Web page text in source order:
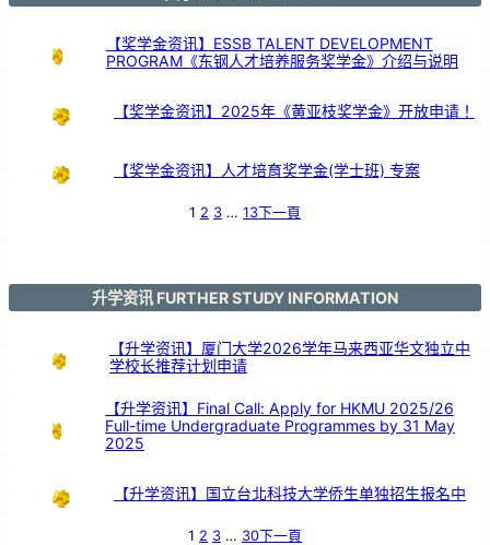
年
【奖学金资讯】ESSB TALENT DEVELOPMENT
PROGRAM《东钢人才培养服务奖学金》介绍与说明
【奖学金资讯】2025年《黄亚枝奖学金》开放申请！
【奖学金资讯】人才培育奖学金(学士班) 专案
1 2 3 … 13下一頁
升学资讯 FURTHER STUDY INFORMATION
【升学资讯】厦门大学2026学年马来西亚华文独立中
学校长推荐计划申请
【升学资讯】Final Call: Apply for HKMU 2025/26
Full-time Undergraduate Programmes by 31 May
2025
【升学资讯】国立台北科技大学侨生单独招生报名中
1 2 3 … 30下一頁